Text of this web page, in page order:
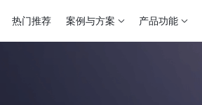
热门推荐 案例与方案 产品功能